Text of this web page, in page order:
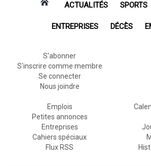
ACTUALITÉS SPORTS
ENTREPRISES DÉCÈS
S'abonner
S'inscrire comme membre
Se connecter
Nous joindre
Emplois
Petites annonces
Entreprises
Cahiers spéciaux
Flux RSS